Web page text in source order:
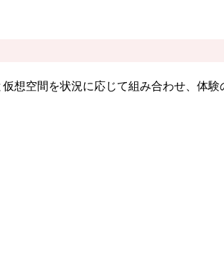
想空間を状況に応じて組み合わせ、体験